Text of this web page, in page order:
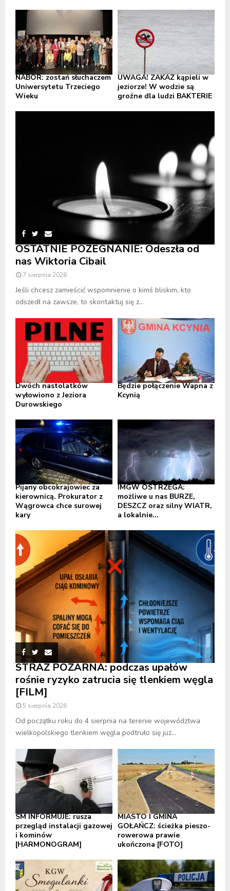
NABÓR: zostań słuchaczem
Uniwersytetu Trzeciego
Wieku
UWAGA! ZAKAZ kąpieli w
jeziorze! W wodzie są
groźne dla ludzi BAKTERIE
OSTATNIE POŻEGNANIE: Odeszła od
nas Wiktoria Cibail
7 sierpnia 2026
Jeśli chcesz zamieścić wspomnienie o kimś bliskim, kto
odszedł na zawsze, to skontaktuj się z...
Dwóch nastolatków
wyłowiono z Jeziora
Durowskiego
Będzie połączenie Wapna z
Kcynią
Pijany obcokrajowiec za
kierownicą. Prokurator z
Wągrowca chce surowej
kary
IMGW OSTRZEGA:
możliwe u nas BURZE,
DESZCZ oraz silny WIATR,
a lokalnie...
STRAŻ POŻARNA: podczas upałów
rośnie ryzyko zatrucia się tlenkiem węgla
[FILM]
5 sierpnia 2026
Od początku roku do 4 sierpnia na terenie województwa
wielkopolskiego tlenkiem węgla podtruło się już...
SM INFORMUJE: rusza
przegląd instalacji gazowej
i kominów
[HARMONOGRAM]
MIASTO I GMINA
GOŁAŃCZ: ścieżka pieszo-
rowerowa prawie
ukończona [FOTO]